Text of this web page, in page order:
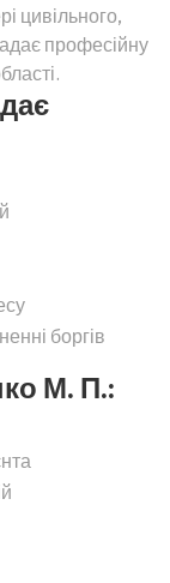
цивільного,
професійну
боргів
М. П.: